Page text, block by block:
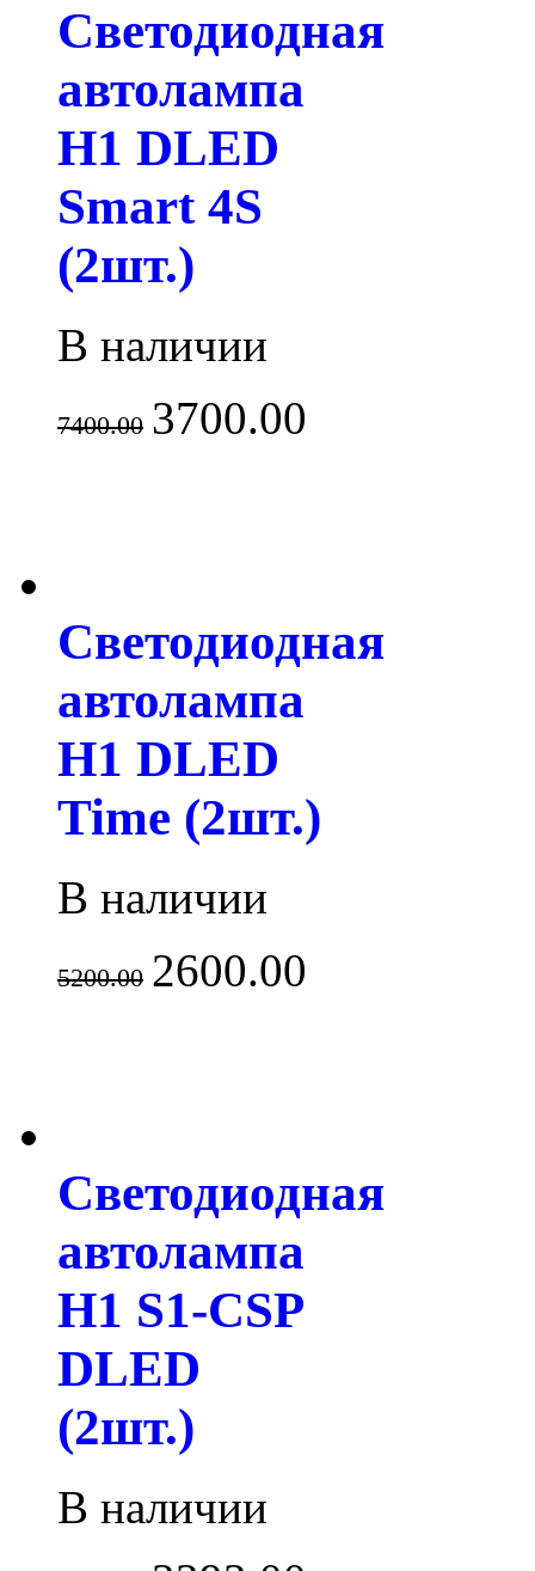
Светодиодная
автолампа
H1 DLED
Smart 4S
(2шт.)
В наличии
7400.00 3700.00
Светодиодная
автолампа
H1 DLED
Time (2шт.)
В наличии
5200.00 2600.00
Светодиодная
автолампа
H1 S1-CSP
DLED
(2шт.)
В наличии